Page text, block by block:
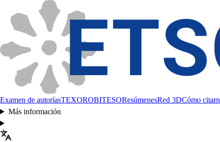
Examen de autoríasTEXOROBITESOResúmenesRed 3DCómo
Más información